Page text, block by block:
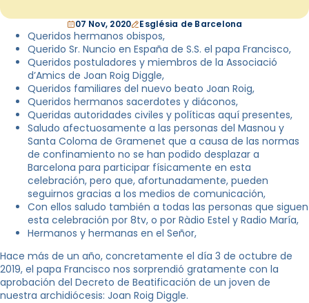
07 Nov, 2020 Església de Barcelona
Queridos hermanos obispos,
Querido Sr. Nuncio en España de S.S. el papa Francisco,
Queridos postuladores y miembros de la Associació
d’Amics de Joan Roig Diggle,
Queridos familiares del nuevo beato Joan Roig,
Queridos hermanos sacerdotes y diáconos,
Queridas autoridades civiles y políticas aquí presentes,
Saludo afectuosamente a las personas del Masnou y
Santa Coloma de Gramenet que a causa de las normas
de confinamiento no se han podido desplazar a
Barcelona para participar físicamente en esta
celebración, pero que, afortunadamente, pueden
seguirnos gracias a los medios de comunicación,
Con ellos saludo también a todas las personas que siguen
esta celebración por 8tv, o por Ràdio Estel y Radio María,
Hermanos y hermanas en el Señor,
Hace más de un año, concretamente el día 3 de octubre de
2019, el papa Francisco nos sorprendió gratamente con la
aprobación del Decreto de Beatificación de un joven de
nuestra archidiócesis: Joan Roig Diggle.